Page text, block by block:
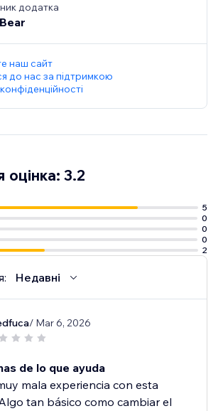
додатка
наш сайт
до нас за підтримкою
оцінка: 3.2
5
0
0
0
2
Недавні
/ Mar 6, 2026
de lo que ayuda
mala experiencia con esta
tan básico como cambiar el